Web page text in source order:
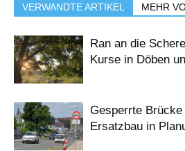
VERWANDTE ARTIKEL MEHR
Ran an die
Kurse in Döben
Gesperrte
Ersatzbau in